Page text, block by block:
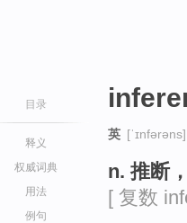
目录
释义
权威词典
用法
例句
英 [ˈɪnfərəns]
n. 推断
[ 复数